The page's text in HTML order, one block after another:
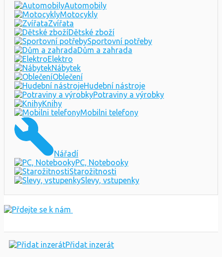
Automobily
Motocykly
Zvířata
Dětské zboží
Sportovní potřeby
Dům a zahrada
Elektro
Nábytek
Oblečení
Hudební nástroje
Potraviny a výrobky
Knihy
Mobilni telefony
Nářadí
PC, Notebooky
Starožitnosti
Slevy, vstupenky
Přidat inzerát